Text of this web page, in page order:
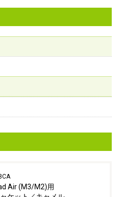
Air (M3/M2)用